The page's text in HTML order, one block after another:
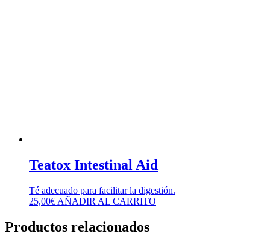
Teatox Intestinal Aid
Té adecuado para facilitar la digestión.
25,00€ AÑADIR AL CARRITO
Productos relacionados